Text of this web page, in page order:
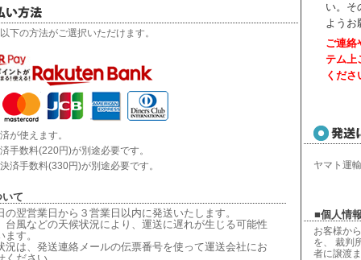
下の方法がご選択いただけます。
が使えます。
手数料(220円)が別途必要です。
済手数料(330円)が別途必要です。
て
の翌営業日から３営業日以内に発送いたします。
風などの天候状況により、 運送に遅れが生じる可能性
す。
は、 発送連絡メールの伝票番号を使って運送会社にお
い。 そ
ようお
ご連絡
テム上
くださ
ヤマト運
■個人情
お客様か
を、 裁判
者に譲渡